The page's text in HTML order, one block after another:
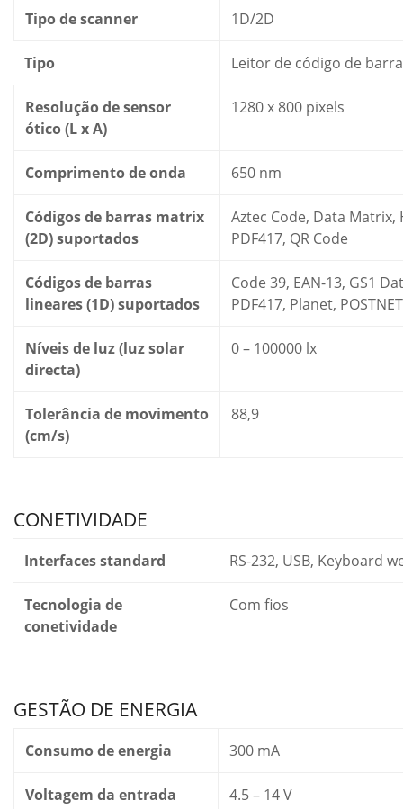
Tipo de scanner 1D/2D
Tipo Leitor de código de
Resolução de sensor
ótico (L x A)
1280 x 800 pixels
Comprimento de onda 650 nm
Códigos de barras matrix
(2D) suportados
Aztec Code, Data Matrix,
PDF417, QR Code
Códigos de barras
lineares (1D) suportados
Code 39, EAN-13, GS1
PDF417, Planet,
Níveis de luz (luz solar
directa)
0 – 100000 lx
Tolerância de movimento
(cm/s)
88,9
CONETIVIDADE
Interfaces standard RS-232, USB, Keyboard
Tecnologia de
conetividade
Com fios
GESTÃO DE ENERGIA
Consumo de energia 300 mA
Voltagem da entrada 4.5 – 14 V